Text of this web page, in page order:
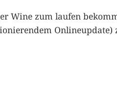
Wine zum laufen
Onlineupdate)